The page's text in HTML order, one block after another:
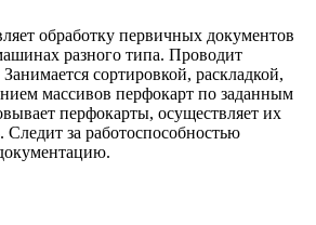
обработку первичных документов
разного типа. Проводит
сортировкой, раскладкой,
массивов перфокарт по заданным
перфокарты, осуществляет их
Следит за работоспособностью